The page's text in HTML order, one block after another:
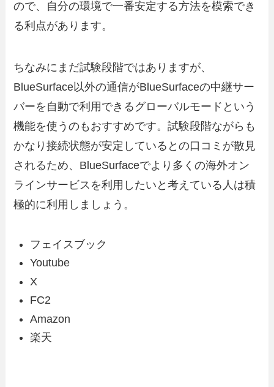
ので、自分の環境で一番安定する方法を模索でき
る利点があります。
ちなみにまだ試験段階ではありますが、
BlueSurface以外の通信がBlueSurfaceの中継サー
バーを自動で利用できるグローバルモードという
機能を使うのもおすすめです。試験段階ながらも
かなり接続状態が安定しているとの口コミが散見
されるため、BlueSurfaceでより多くの海外オン
ラインサービスを利用したいと考えている人は積
極的に利用しましょう。
フェイスブック
Youtube
X
FC2
Amazon
楽天